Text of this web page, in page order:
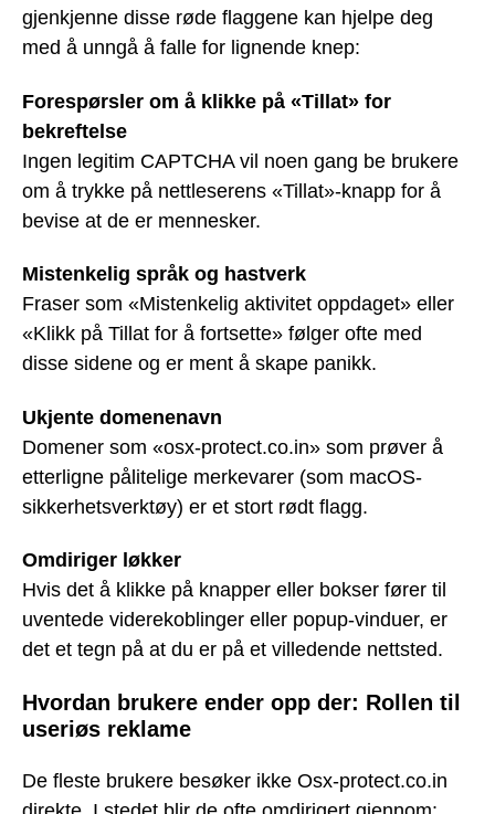
gjenkjenne disse røde flaggene kan hjelpe deg
med å unngå å falle for lignende knep:
Forespørsler om å klikke på «Tillat» for
bekreftelse
Ingen legitim CAPTCHA vil noen gang be brukere
om å trykke på nettleserens «Tillat»-knapp for å
bevise at de er mennesker.
Mistenkelig språk og hastverk
Fraser som «Mistenkelig aktivitet oppdaget» eller
«Klikk på Tillat for å fortsette» følger ofte med
disse sidene og er ment å skape panikk.
Ukjente domenenavn
Domener som «osx-protect.co.in» som prøver å
etterligne pålitelige merkevarer (som macOS-
sikkerhetsverktøy) er et stort rødt flagg.
Omdiriger løkker
Hvis det å klikke på knapper eller bokser fører til
uventede viderekoblinger eller popup-vinduer, er
det et tegn på at du er på et villedende nettsted.
Hvordan brukere ender opp der: Rollen til
useriøs reklame
De fleste brukere besøker ikke Osx-protect.co.in